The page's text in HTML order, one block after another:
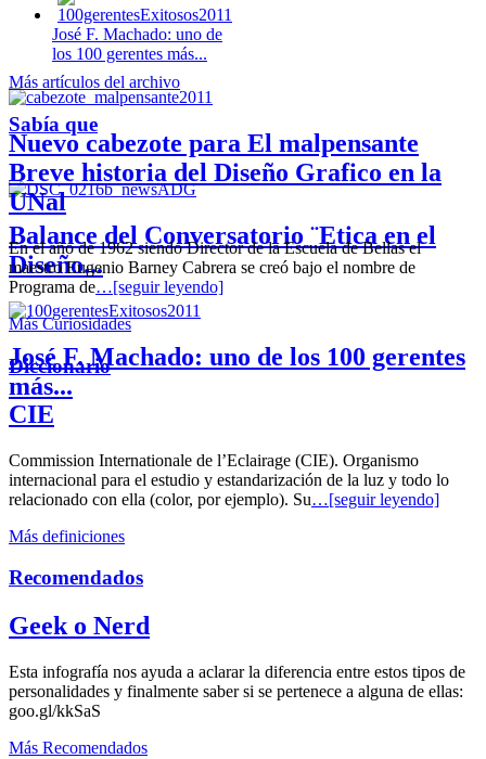
José F. Machado: uno de
los 100 gerentes más...
Nuevo cabezote para El malpensante
Balance del Conversatorio ¨Etica en el
Diseño...
José F. Machado: uno de los 100 gerentes
más...
Más artículos del archivo
Sabía que
Breve historia del Diseño Grafico en la
UNal
En el año de 1962 siendo Director de la Escuela de Bellas el
maestro Eugenio Barney Cabrera se creó bajo el nombre de
Programa de…[seguir leyendo]
Más Curiosidades
Diccionario
CIE
Commission Internationale de l’Eclairage (CIE). Organismo
internacional para el estudio y estandarización de la luz y todo lo
relacionado con ella (color, por ejemplo). Su…[seguir leyendo]
Más definiciones
Recomendados
Geek o Nerd
Esta infografía nos ayuda a aclarar la diferencia entre estos tipos de
personalidades y finalmente saber si se pertenece a alguna de ellas:
goo.gl/kkSaS
Más Recomendados